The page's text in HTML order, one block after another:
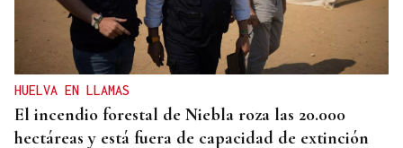
Vilariño de Conso despide el XI ViBoMask
HUELVA EN LLAMAS
El incendio forestal de Niebla roza las 20.000
hectáreas y está fuera de capacidad de extinción